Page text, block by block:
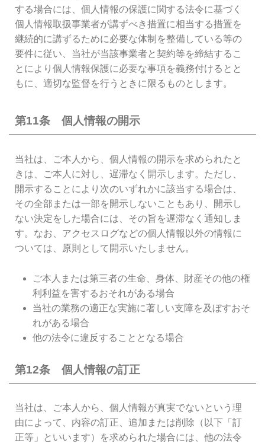
する場合には、個人情報の保護に関する法令に基づく
個人情報取扱事業者が講ずべき措置に相当する措置を
継続的に講ずるために必要な体制を整備している等の
要件に従い、当社が当該事業者と契約等を締結するこ
とにより個人情報保護に必要な事項を義務付けるとと
もに、適切な監督を行うときに限るものとします。
第11条 個人情報の開示
当社は、ご本人から、個人情報の開示を求められたと
きは、ご本人に対し、遅滞なく開示します。ただし、
開示することにより次のいずれかに該当する場合は、
その全部または一部を開示しないこともあり、開示し
ない決定をした場合には、その旨を遅滞なく通知しま
す。なお、アクセスログなどの個人情報以外の情報に
ついては、原則として開示いたしません。
ご本人または第三者の生命、身体、財産その他の権
利利益を害するおそれがある場合
当社の業務の適正な実施に著しい支障を及ぼすおそ
れがある場合
他の法令に違反することとなる場合
第12条 個人情報の訂正
当社は、ご本人から、個人情報が真実でないという理
由によって、内容の訂正、追加または削除（以下「訂
正等」といいます）を求められた場合には、他の法令